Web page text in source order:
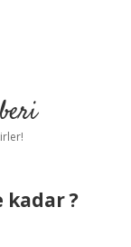
kadar ?